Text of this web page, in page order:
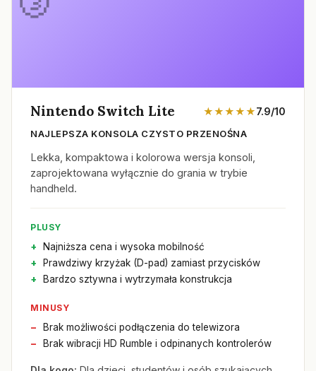
Nintendo Switch Lite ★★★★★7.9/10
NAJLEPSZA KONSOLA CZYSTO PRZENOŚNA
Lekka, kompaktowa i kolorowa wersja konsoli,
zaprojektowana wyłącznie do grania w trybie
handheld.
PLUSY
Najniższa cena i wysoka mobilność
Prawdziwy krzyżak (D-pad) zamiast przycisków
Bardzo sztywna i wytrzymała konstrukcja
MINUSY
Brak możliwości podłączenia do telewizora
Brak wibracji HD Rumble i odpinanych kontrolerów